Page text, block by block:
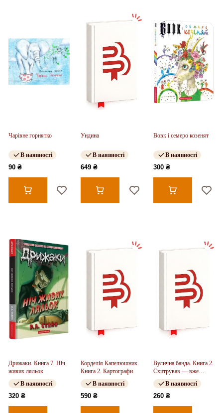
Чарівне горнятко
В наявності
90 ₴
Ундина
В наявності
649 ₴
Вовк і семеро козенят
В наявності
300 ₴
Дрижаки. Книга 7. Ніч
живих ляльок
В наявності
320 ₴
Корделія Капелюшник.
Книга 2. Картографи
В наявності
590 ₴
Вулична банда. Книга 2.
Схитрував — вже
майже переміг!
В наявності
260 ₴